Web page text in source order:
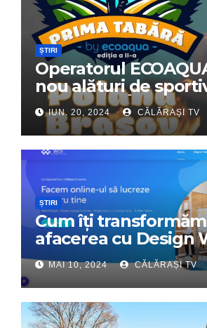
ȘTIRI
Operatorul
nou alături de
călărășeni. Începe
Tabără”!
IUN. 20, 2024 CĂLĂRAȘI TV
ȘTIRI
Cum îți transformăm
afacerea cu Design
Interactiv –
digital de încredere
MAI 10, 2024 CĂLĂRAȘI TV